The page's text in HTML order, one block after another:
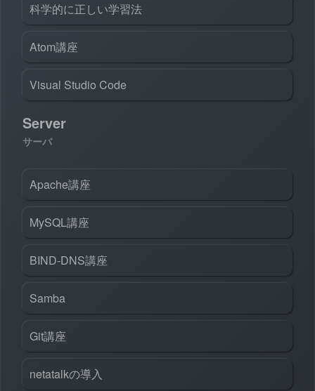
科学的に正しい学習法
Atom講座
Visual Studio Code
Server
サーバ
Apache講座
MySQL講座
BIND-DNS講座
Samba
Git講座
netatalkの導入